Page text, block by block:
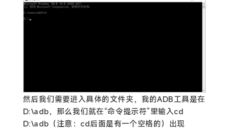
然后我们需要进入具体的文件夹，我的ADB工具是在
D:\adb，那么我们就在“命令提示符”里输入cd
D:\adb（注意：cd后面是有一个空格的）出现